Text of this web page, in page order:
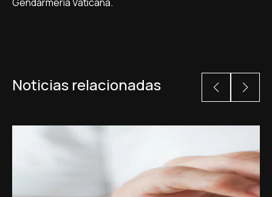
Noticias relacionadas